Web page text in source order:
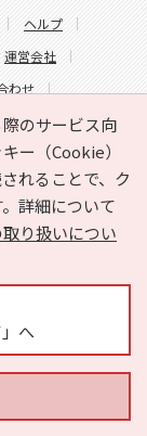
のサービス向
ー（Cookie）
れることで、ク
詳細について
り扱いについ
へ
ヘルプ
運営会社
わせ